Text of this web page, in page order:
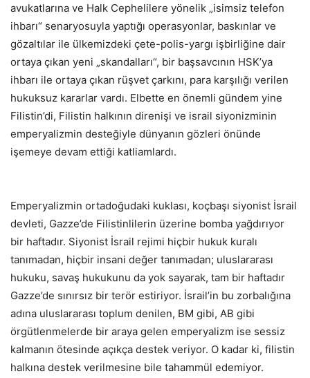
avukatlarına ve Halk Cephelilere yönelik „isimsiz telefon
ihbarı“ senaryosuyla yaptığı operasyonlar, baskınlar ve
gözaltılar ile ülkemizdeki çete-polis-yargı işbirliğine dair
ortaya çıkan yeni „skandalları“, bir başsavcının HSK’ya
ihbarı ile ortaya çıkan rüşvet çarkını, para karşılığı verilen
hukuksuz kararlar vardı. Elbette en önemli gündem yine
Filistin’di, Filistin halkının direnişi ve israil siyonizminin
emperyalizmin desteğiyle dünyanın gözleri önünde
işemeye devam ettiği katliamlardı.
Emperyalizmin ortadoğudaki kuklası, koçbaşı siyonist İsrail
devleti, Gazze’de Filistinlilerin üzerine bomba yağdırıyor
bir haftadır. Siyonist İsrail rejimi hiçbir hukuk kuralı
tanımadan, hiçbir insani değer tanımadan; uluslararası
hukuku, savaş hukukunu da yok sayarak, tam bir haftadır
Gazze’de sınırsız bir terör estiriyor. İsrail’in bu zorbalığına
adına uluslararası toplum denilen, BM gibi, AB gibi
örgütlenmelerde bir araya gelen emperyalizm ise sessiz
kalmanın ötesinde açıkça destek veriyor. O kadar ki, filistin
halkına destek verilmesine bile tahammül edemiyor.